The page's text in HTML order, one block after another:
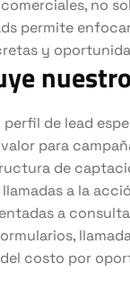
no
permite
y
de lead
para
de
a la
a
costo por